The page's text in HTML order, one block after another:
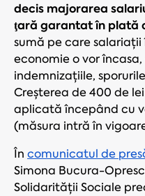
decis majorarea
ţară garantat în plată
sumă pe care
economie o vor
indemnizațiile,
Creșterea de 400 de
aplicată începând cu
(măsura intră în
În comunicatul de
Simona Bucura-
Solidarității Sociale